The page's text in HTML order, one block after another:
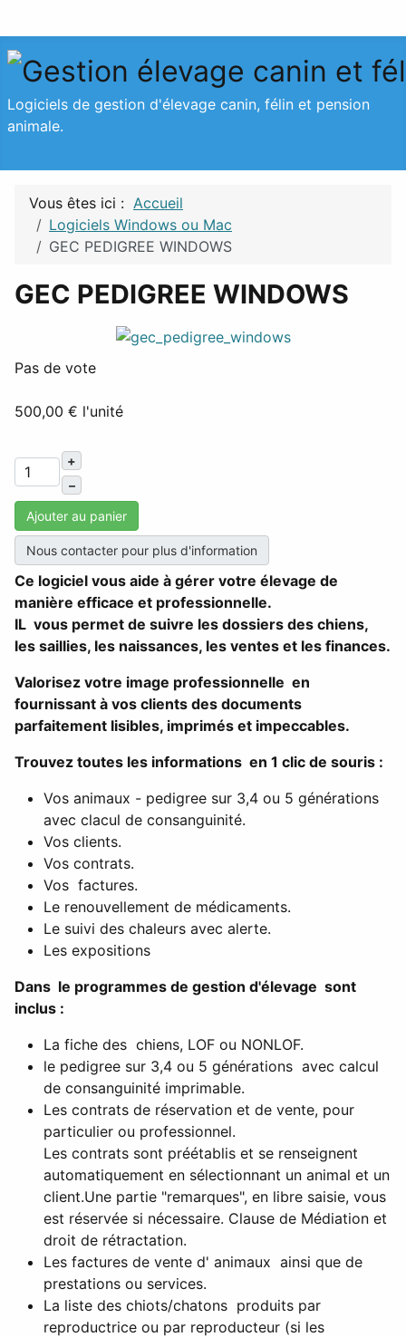
Logiciels de gestion d'élevage canin, félin et pension
animale.
Vous êtes ici : Accueil
Logiciels Windows ou Mac
GEC PEDIGREE WINDOWS
GEC PEDIGREE WINDOWS
Pas de vote
500,00 € l'unité
+
–
Ajouter au panier
Nous contacter pour plus d'information
Ce logiciel vous aide à gérer votre élevage de
manière efficace et professionnelle.
IL vous permet de suivre les dossiers des chiens,
les saillies, les naissances, les ventes et les finances.
Valorisez votre image professionnelle en
fournissant à vos clients des documents
parfaitement lisibles, imprimés et impeccables.
Trouvez toutes les informations en 1 clic de souris :
Vos animaux - pedigree sur 3,4 ou 5 générations
avec clacul de consanguinité.
Vos clients.
Vos contrats.
Vos factures.
Le renouvellement de médicaments.
Le suivi des chaleurs avec alerte.
Les expositions
Dans le programmes de gestion d'élevage sont
inclus :
La fiche des chiens, LOF ou NONLOF.
le pedigree sur 3,4 ou 5 générations avec calcul
de consanguinité imprimable.
Les contrats de réservation et de vente, pour
particulier ou professionnel.
Les contrats sont préétablis et se renseignent
automatiquement en sélectionnant un animal et un
client.Une partie "remarques", en libre saisie, vous
est réservée si nécessaire. Clause de Médiation et
droit de rétractation.
Les factures de vente d' animaux ainsi que de
prestations ou services.
La liste des chiots/chatons produits par
reproductrice ou par reproducteur (si les